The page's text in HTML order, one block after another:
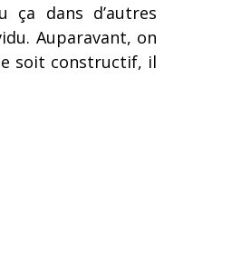
ça dans d’autres
Auparavant, on
soit constructif, il